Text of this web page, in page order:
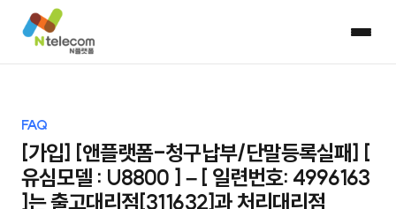
FAQ
[가입] [앤플랫폼-청구납부/단말등록실패] [
유심모델 : U8800 ] – [ 일련번호: 4996163
]는 출고대리점[311632]과 처리대리점